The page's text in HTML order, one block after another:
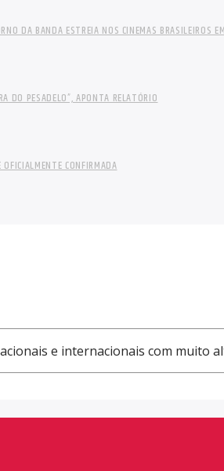
DA BANDA ESTREIA NOS CINEMAS BRASILEIROS
DO PESADELO”, APONTA RELATÓRIO
CONFIRMADA
e internacionais com muito